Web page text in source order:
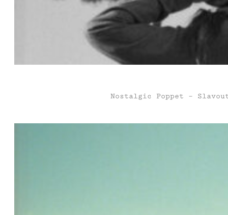
Nostalgic Poppet –